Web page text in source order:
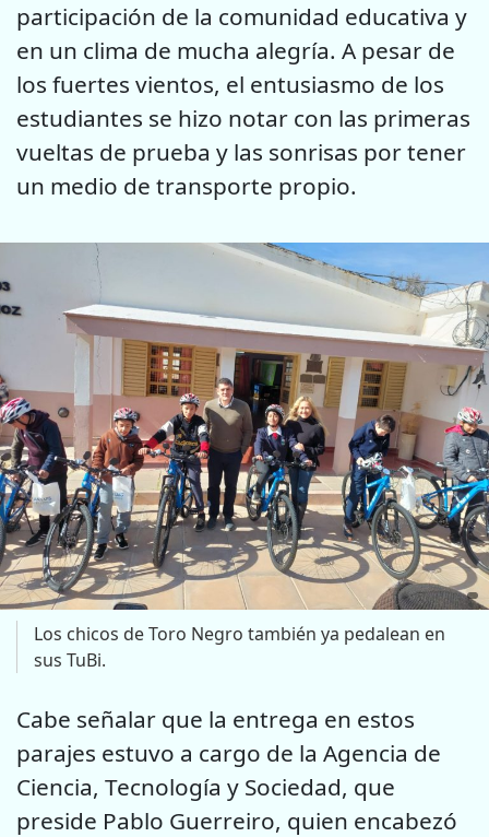
participación de la comunidad educativa y
en un clima de mucha alegría. A pesar de
los fuertes vientos, el entusiasmo de los
estudiantes se hizo notar con las primeras
vueltas de prueba y las sonrisas por tener
un medio de transporte propio.
Los chicos de Toro Negro también ya pedalean en
sus TuBi.
Cabe señalar que la entrega en estos
parajes estuvo a cargo de la Agencia de
Ciencia, Tecnología y Sociedad, que
preside Pablo Guerreiro, quien encabezó